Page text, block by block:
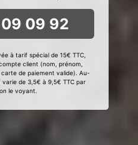
09 92
à tarif spécial de 15€ TTC,
client (nom, prénom,
de paiement valide). Au-
de 3,5€ à 9,5€ TTC par
le voyant.